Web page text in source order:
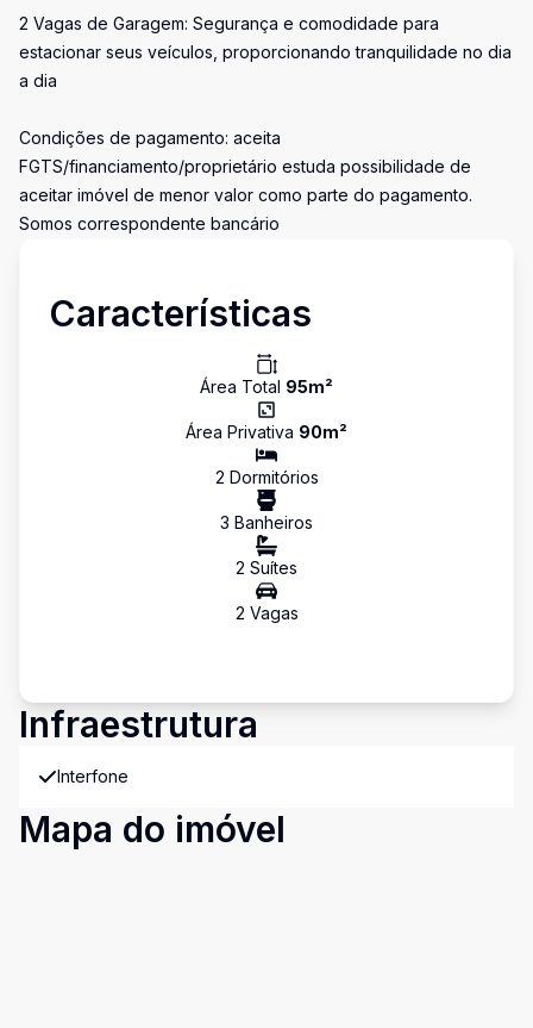
2 Vagas de Garagem: Segurança e comodidade para
estacionar seus veículos, proporcionando tranquilidade no dia
a dia
Condições de pagamento: aceita
FGTS/financiamento/proprietário estuda possibilidade de
aceitar imóvel de menor valor como parte do pagamento.
Somos correspondente bancário
Características
Área Total 95m²
Área Privativa 90m²
2 Dormitórios
3 Banheiros
2 Suítes
2 Vagas
Infraestrutura
Interfone
Mapa do imóvel